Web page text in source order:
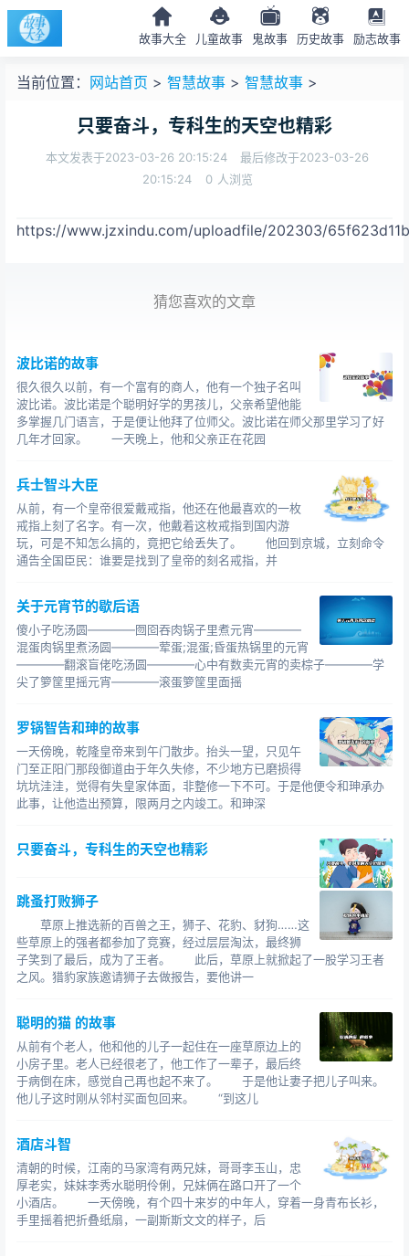
故事大全 儿童故事 鬼故事 历史故事 励志故事
当前位置： 网站首页 > 智慧故事 > 智慧故事 >
只要奋斗，专科生的天空也精彩
本文发表于2023-03-26 20:15:24
最后修改于2023-03-26
20:15:24
0 人浏览
https://www.jzxindu.com/uploadfile/202303/
猜您喜欢的文章
波比诺的故事
很久很久以前，有一个富有的商人，他有一个独子名叫
波比诺。波比诺是个聪明好学的男孩儿，父亲希望他能
多掌握几门语言，于是便让他拜了位师父。波比诺在师父那里学习了好
几年才回家。 一天晚上，他和父亲正在花园
兵士智斗大臣
从前，有一个皇帝很爱戴戒指，他还在他最喜欢的一枚
戒指上刻了名字。有一次，他戴着这枚戒指到国内游
玩，可是不知怎么搞的，竟把它给丢失了。 他回到京城，立刻命令
通告全国臣民：谁要是找到了皇帝的刻名戒指，并
关于元宵节的歇后语
傻小子吃汤圆————囫囵吞肉锅子里煮元宵————
混蛋肉锅里煮汤圆————荤蛋;混蛋;昏蛋热锅里的元宵
————翻滚盲佬吃汤圆————心中有数卖元宵的卖棕子————学
尖了箩筐里摇元宵————滚蛋箩筐里面摇
罗锅智告和珅的故事
一天傍晚，乾隆皇帝来到午门散步。抬头一望，只见午
门至正阳门那段御道由于年久失修，不少地方已磨损得
坑坑洼洼，觉得有失皇家体面，非整修一下不可。于是他便令和珅承办
此事，让他造出预算，限两月之内竣工。和珅深
只要奋斗，专科生的天空也精彩
跳蚤打败狮子
草原上推选新的百兽之王，狮子、花豹、豺狗……这
些草原上的强者都参加了竞赛，经过层层淘汰，最终狮
子笑到了最后，成为了王者。 此后，草原上就掀起了一股学习王者
之风。猎豹家族邀请狮子去做报告，要他讲一
聪明的猫 的故事
从前有个老人，他和他的儿子一起住在一座草原边上的
小房子里。老人已经很老了，他工作了一辈子，最后终
于病倒在床，感觉自己再也起不来了。 于是他让妻子把儿子叫来。
他儿子这时刚从邻村买面包回来。 “到这儿
酒店斗智
清朝的时候，江南的马家湾有两兄妹，哥哥李玉山，忠
厚老实，妹妹李秀水聪明伶俐，兄妹俩在路口开了一个
小酒店。 一天傍晚，有个四十来岁的中年人，穿着一身青布长衫，
手里摇着把折叠纸扇，一副斯斯文文的样子，后